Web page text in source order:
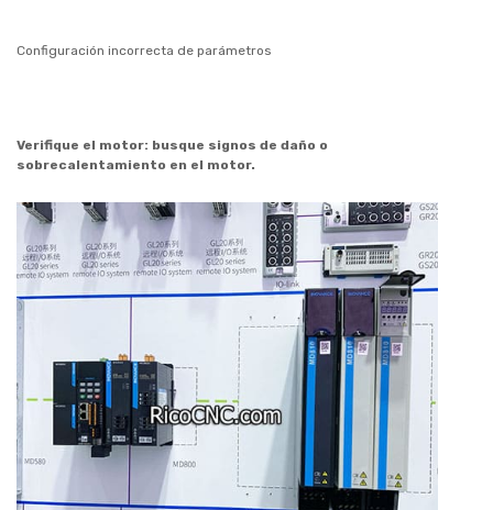
Configuración incorrecta de parámetros
Verifique el motor: busque signos de daño o
sobrecalentamiento en el motor.